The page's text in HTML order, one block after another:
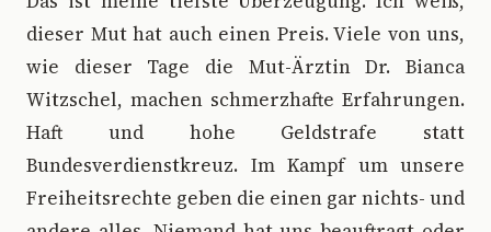
dieser Mut hat auch einen Preis. Viele von uns,
wie dieser Tage die Mut-Ärztin Dr. Bianca
Witzschel, machen schmerzhafte Erfahrungen.
Haft und hohe Geldstrafe statt
Bundesverdienstkreuz. Im Kampf um unsere
Freiheitsrechte geben die einen gar nichts- und